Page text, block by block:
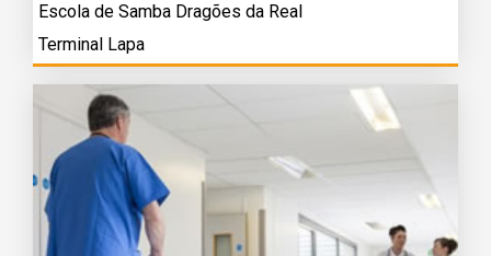
Escola de Samba Dragões da Real
Terminal Lapa